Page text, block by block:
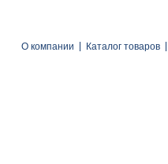
О компании Каталог товаров